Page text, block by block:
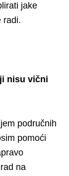
jake
radi.
nisu vični
područnih
pomoći
na